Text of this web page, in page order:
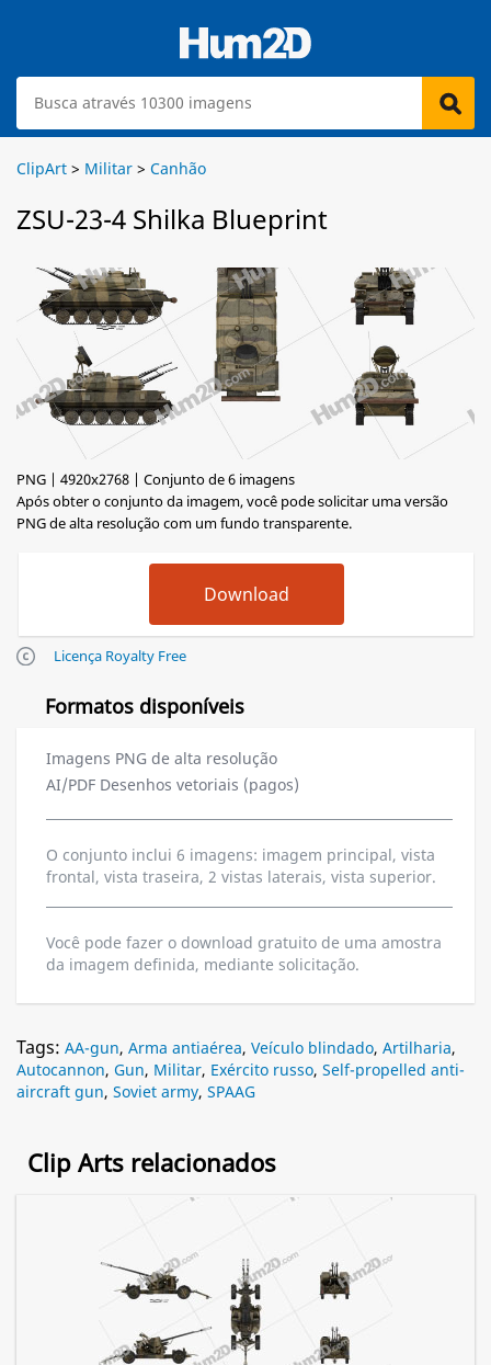
ClipArt > Militar > Canhão
ZSU-23-4 Shilka Blueprint
PNG | 4920x2768 | Conjunto de 6 imagens
Após obter o conjunto da imagem, você pode solicitar uma versão
PNG de alta resolução com um fundo transparente.
Licença Royalty Free
Formatos disponíveis
Imagens PNG de alta resolução
AI/PDF Desenhos vetoriais (pagos)
O conjunto inclui 6 imagens: imagem principal, vista
frontal, vista traseira, 2 vistas laterais, vista superior.
Você pode fazer o download gratuito de uma amostra
da imagem definida, mediante solicitação.
Tags: AA-gun, Arma antiaérea, Veículo blindado, Artilharia,
Autocannon, Gun, Militar, Exército russo, Self-propelled anti-
aircraft gun, Soviet army, SPAAG
Clip Arts relacionados